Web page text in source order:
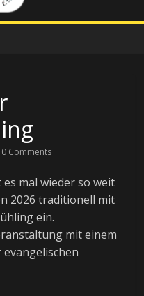
0 Comments
es mal wieder so weit
2026 traditionell mit
ein.
mit einem